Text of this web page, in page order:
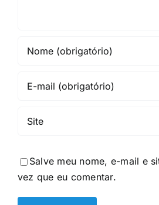
Salve meu nome, e-mail e
vez que eu comentar.